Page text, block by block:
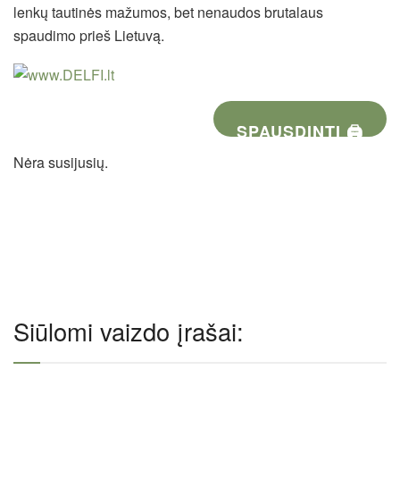
lenkų tautinės mažumos, bet nenaudos brutalaus
spaudimo prieš Lietuvą.
SPAUSDINTI 🖨
Nėra susijusių.
Siūlomi vaizdo įrašai: